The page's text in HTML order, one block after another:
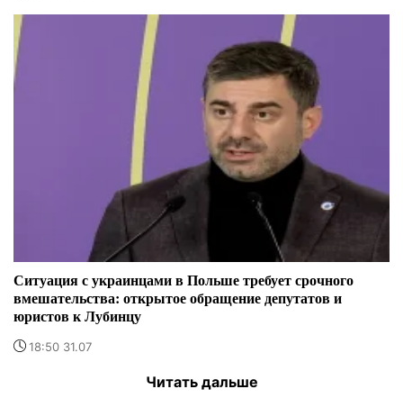
Ситуация с украинцами в Польше требует срочного
вмешательства: открытое обращение депутатов и
юристов к Лубинцу
18:50 31.07
Читать дальше